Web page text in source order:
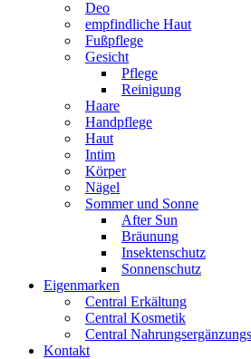
Deo
empfindliche Haut
Fußpflege
Gesicht
Pflege
Reinigung
Haare
Handpflege
Haut
Intim
Körper
Nägel
Sommer und Sonne
After Sun
Bräunung
Insektenschutz
Sonnenschutz
Eigenmarken
Central Erkältung
Central Kosmetik
Central
Kontakt